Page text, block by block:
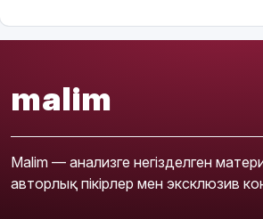
malim
Malim — анализге негізделген
авторлық пікірлер мен эксклюзив